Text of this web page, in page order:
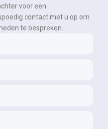
voor een
contact met u op om
te bespreken.